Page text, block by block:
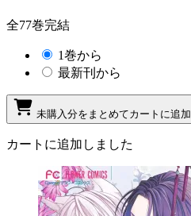
全77巻完結
1巻から
最新刊から
未購入分をまとめてカートに追加
カートに追加しました